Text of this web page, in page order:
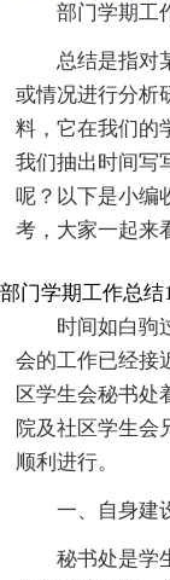
部门学期工
总结是指对
或情况进行分析
料，它在我们的
我们抽出时间写
呢？以下是小编
考，大家一起来
部门学期工作总结
时间如白驹
会的工作已经接
区学生会秘书处
院及社区学生会
顺利进行。
一、自身建
秘书处是学